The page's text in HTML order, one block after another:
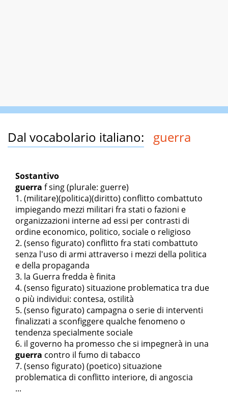
Dal vocabolario italiano: guerra
Sostantivo
guerra f sing(plurale: guerre)
(militare)(politica)(diritto) conflitto combattuto
impiegando mezzi militari fra stati o fazioni e
organizzazioni interne ad essi per contrasti di
ordine economico, politico, sociale o religioso
(senso figurato) conflitto fra stati combattuto
senza l'uso di armi attraverso i mezzi della politica
e della propaganda
la Guerra fredda è finita
(senso figurato) situazione problematica tra due
o più individui: contesa, ostilità
(senso figurato) campagna o serie di interventi
finalizzati a sconfiggere qualche fenomeno o
tendenza specialmente sociale
il governo ha promesso che si impegnerà in una
guerra contro il fumo di tabacco
(senso figurato) (poetico) situazione
problematica di conflitto interiore, di angoscia
...